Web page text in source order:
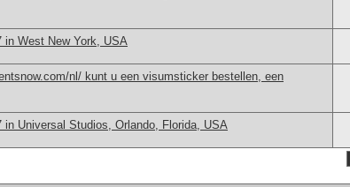
in West New York, USA
nl/ kunt u een visumsticker bestellen, een
in Universal Studios, Orlando, Florida, USA